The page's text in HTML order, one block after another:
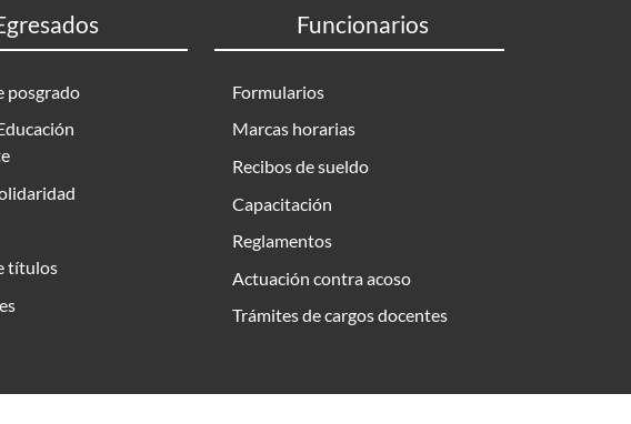
posgrado
títulos
Funcionarios
Formularios
Marcas horarias
Recibos de sueldo
Capacitación
Reglamentos
Actuación contra acoso
Trámites de cargos docentes